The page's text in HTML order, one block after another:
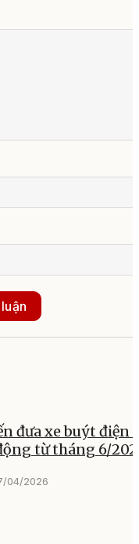
đưa xe buýt điện
từ tháng 6/
04/2026